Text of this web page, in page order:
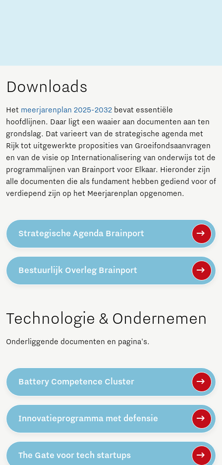
Downloads
Het meerjarenplan 2025-2032 bevat essentiële
hoofdlijnen. Daar ligt een waaier aan documenten aan ten
grondslag. Dat varieert van de strategische agenda met
Rijk tot uitgewerkte proposities van Groeifondsaanvragen
en van de visie op Internationalisering van onderwijs tot de
programmalijnen van Brainport voor Elkaar. Hieronder zijn
alle documenten die als fundament hebben gediend voor of
verdiepend zijn op het Meerjarenplan opgenomen.
Strategische Agenda Brainport
Bestuurlijk Overleg Brainport
Technologie & Ondernemen
Onderliggende documenten en pagina's.
Battery Competence Cluster
Innovatieprogramma met defensie
The Gate voor tech startups